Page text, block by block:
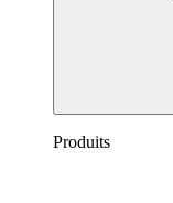
Produits